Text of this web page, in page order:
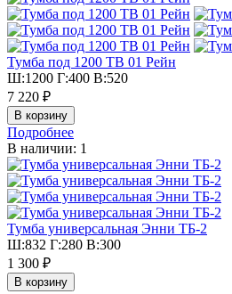
Тумба под 1200 ТВ 01 Рейн
Ш:1200 Г:400 В:520
7 220 ₽
Подробнее
В наличии: 1
Тумба универсальная Энни ТБ-2
Ш:832 Г:280 В:300
1 300 ₽